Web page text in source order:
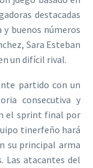
destacadas
buenos números
Sara Esteban
un difícil rival.
partido con un
consecutiva y
el sprint final por
tinerfeño hará
su principal arma
Las atacantes del